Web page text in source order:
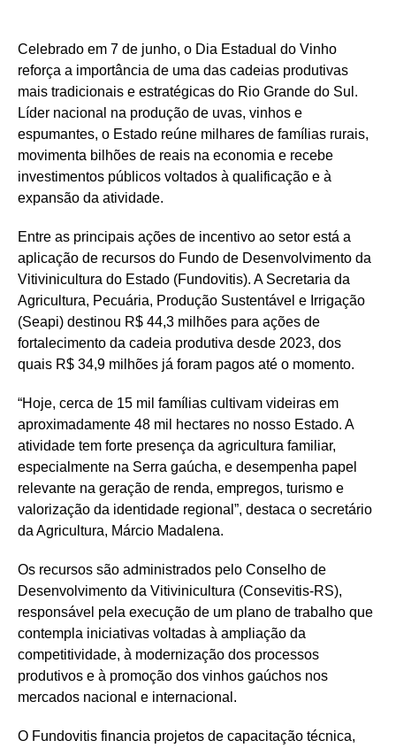
Celebrado em 7 de junho, o Dia Estadual do Vinho
reforça a importância de uma das cadeias produtivas
mais tradicionais e estratégicas do Rio Grande do Sul.
Líder nacional na produção de uvas, vinhos e
espumantes, o Estado reúne milhares de famílias rurais,
movimenta bilhões de reais na economia e recebe
investimentos públicos voltados à qualificação e à
expansão da atividade.
Entre as principais ações de incentivo ao setor está a
aplicação de recursos do Fundo de Desenvolvimento da
Vitivinicultura do Estado (Fundovitis). A Secretaria da
Agricultura, Pecuária, Produção Sustentável e Irrigação
(Seapi) destinou R$ 44,3 milhões para ações de
fortalecimento da cadeia produtiva desde 2023, dos
quais R$ 34,9 milhões já foram pagos até o momento.
“Hoje, cerca de 15 mil famílias cultivam videiras em
aproximadamente 48 mil hectares no nosso Estado. A
atividade tem forte presença da agricultura familiar,
especialmente na Serra gaúcha, e desempenha papel
relevante na geração de renda, empregos, turismo e
valorização da identidade regional”, destaca o secretário
da Agricultura, Márcio Madalena.
Os recursos são administrados pelo Conselho de
Desenvolvimento da Vitivinicultura (Consevitis-RS),
responsável pela execução de um plano de trabalho que
contempla iniciativas voltadas à ampliação da
competitividade, à modernização dos processos
produtivos e à promoção dos vinhos gaúchos nos
mercados nacional e internacional.
O Fundovitis financia projetos de capacitação técnica,